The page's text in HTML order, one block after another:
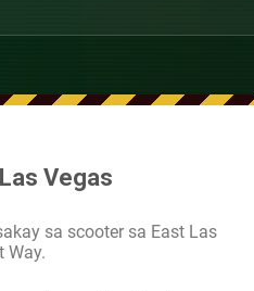
Vegas
sa scooter sa East Las
Way.